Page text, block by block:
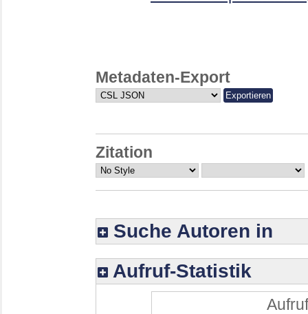
Metadaten-Export
Zitation
Suche Autoren in
Aufruf-Statistik